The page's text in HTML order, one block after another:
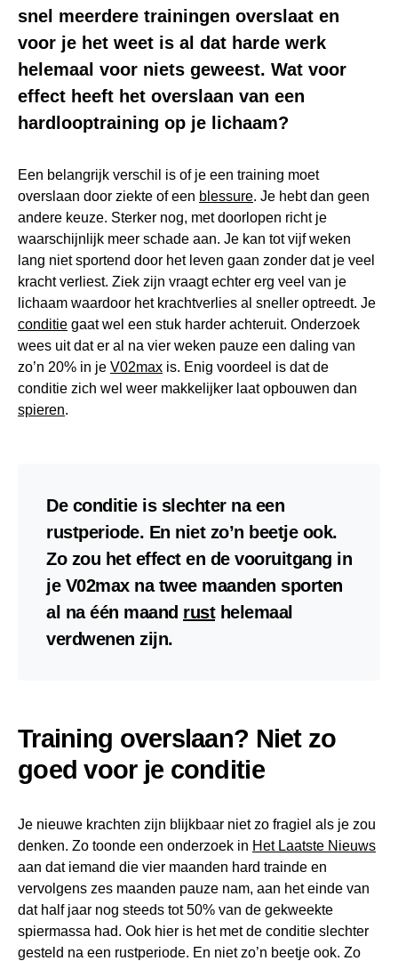
snel meerdere trainingen overslaat en
voor je het weet is al dat harde werk
helemaal voor niets geweest. Wat voor
effect heeft het overslaan van een
hardlooptraining op je lichaam?
Een belangrijk verschil is of je een training moet
overslaan door ziekte of een blessure. Je hebt dan geen
andere keuze. Sterker nog, met doorlopen richt je
waarschijnlijk meer schade aan. Je kan tot vijf weken
lang niet sportend door het leven gaan zonder dat je veel
kracht verliest. Ziek zijn vraagt echter erg veel van je
lichaam waardoor het krachtverlies al sneller optreedt. Je
conditie gaat wel een stuk harder achteruit. Onderzoek
wees uit dat er al na vier weken pauze een daling van
zo’n 20% in je V02max is. Enig voordeel is dat de
conditie zich wel weer makkelijker laat opbouwen dan
spieren.
De conditie is slechter na een
rustperiode. En niet zo’n beetje ook.
Zo zou het effect en de vooruitgang in
je V02max na twee maanden sporten
al na één maand rusthelemaal
verdwenen zijn.
Training overslaan? Niet zo
goed voor je conditie
Je nieuwe krachten zijn blijkbaar niet zo fragiel als je zou
denken. Zo toonde een onderzoek in Het Laatste Nieuws
aan dat iemand die vier maanden hard trainde en
vervolgens zes maanden pauze nam, aan het einde van
dat half jaar nog steeds tot 50% van de gekweekte
spiermassa had. Ook hier is het met de conditie slechter
gesteld na een rustperiode. En niet zo’n beetje ook. Zo